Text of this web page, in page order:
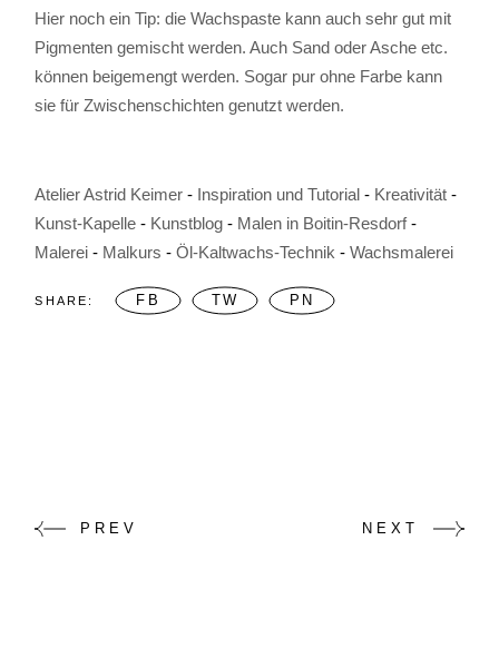
Hier noch ein Tip: die Wachspaste kann auch sehr gut mit
Pigmenten gemischt werden. Auch Sand oder Asche etc.
können beigemengt werden. Sogar pur ohne Farbe kann
sie für Zwischenschichten genutzt werden.
Atelier Astrid Keimer Inspiration und Tutorial
Kreativität
Kunst-Kapelle
Kunstblog
Malen in Boitin-Resdorf
Malerei
Malkurs Öl-Kaltwachs-Technik Wachsmalerei
SHARE: FB TW PN
PREV NEXT